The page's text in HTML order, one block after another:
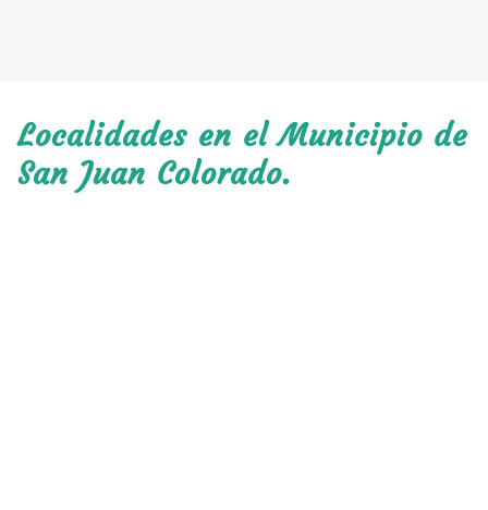
Localidades en el Municipio de
San Juan Colorado.